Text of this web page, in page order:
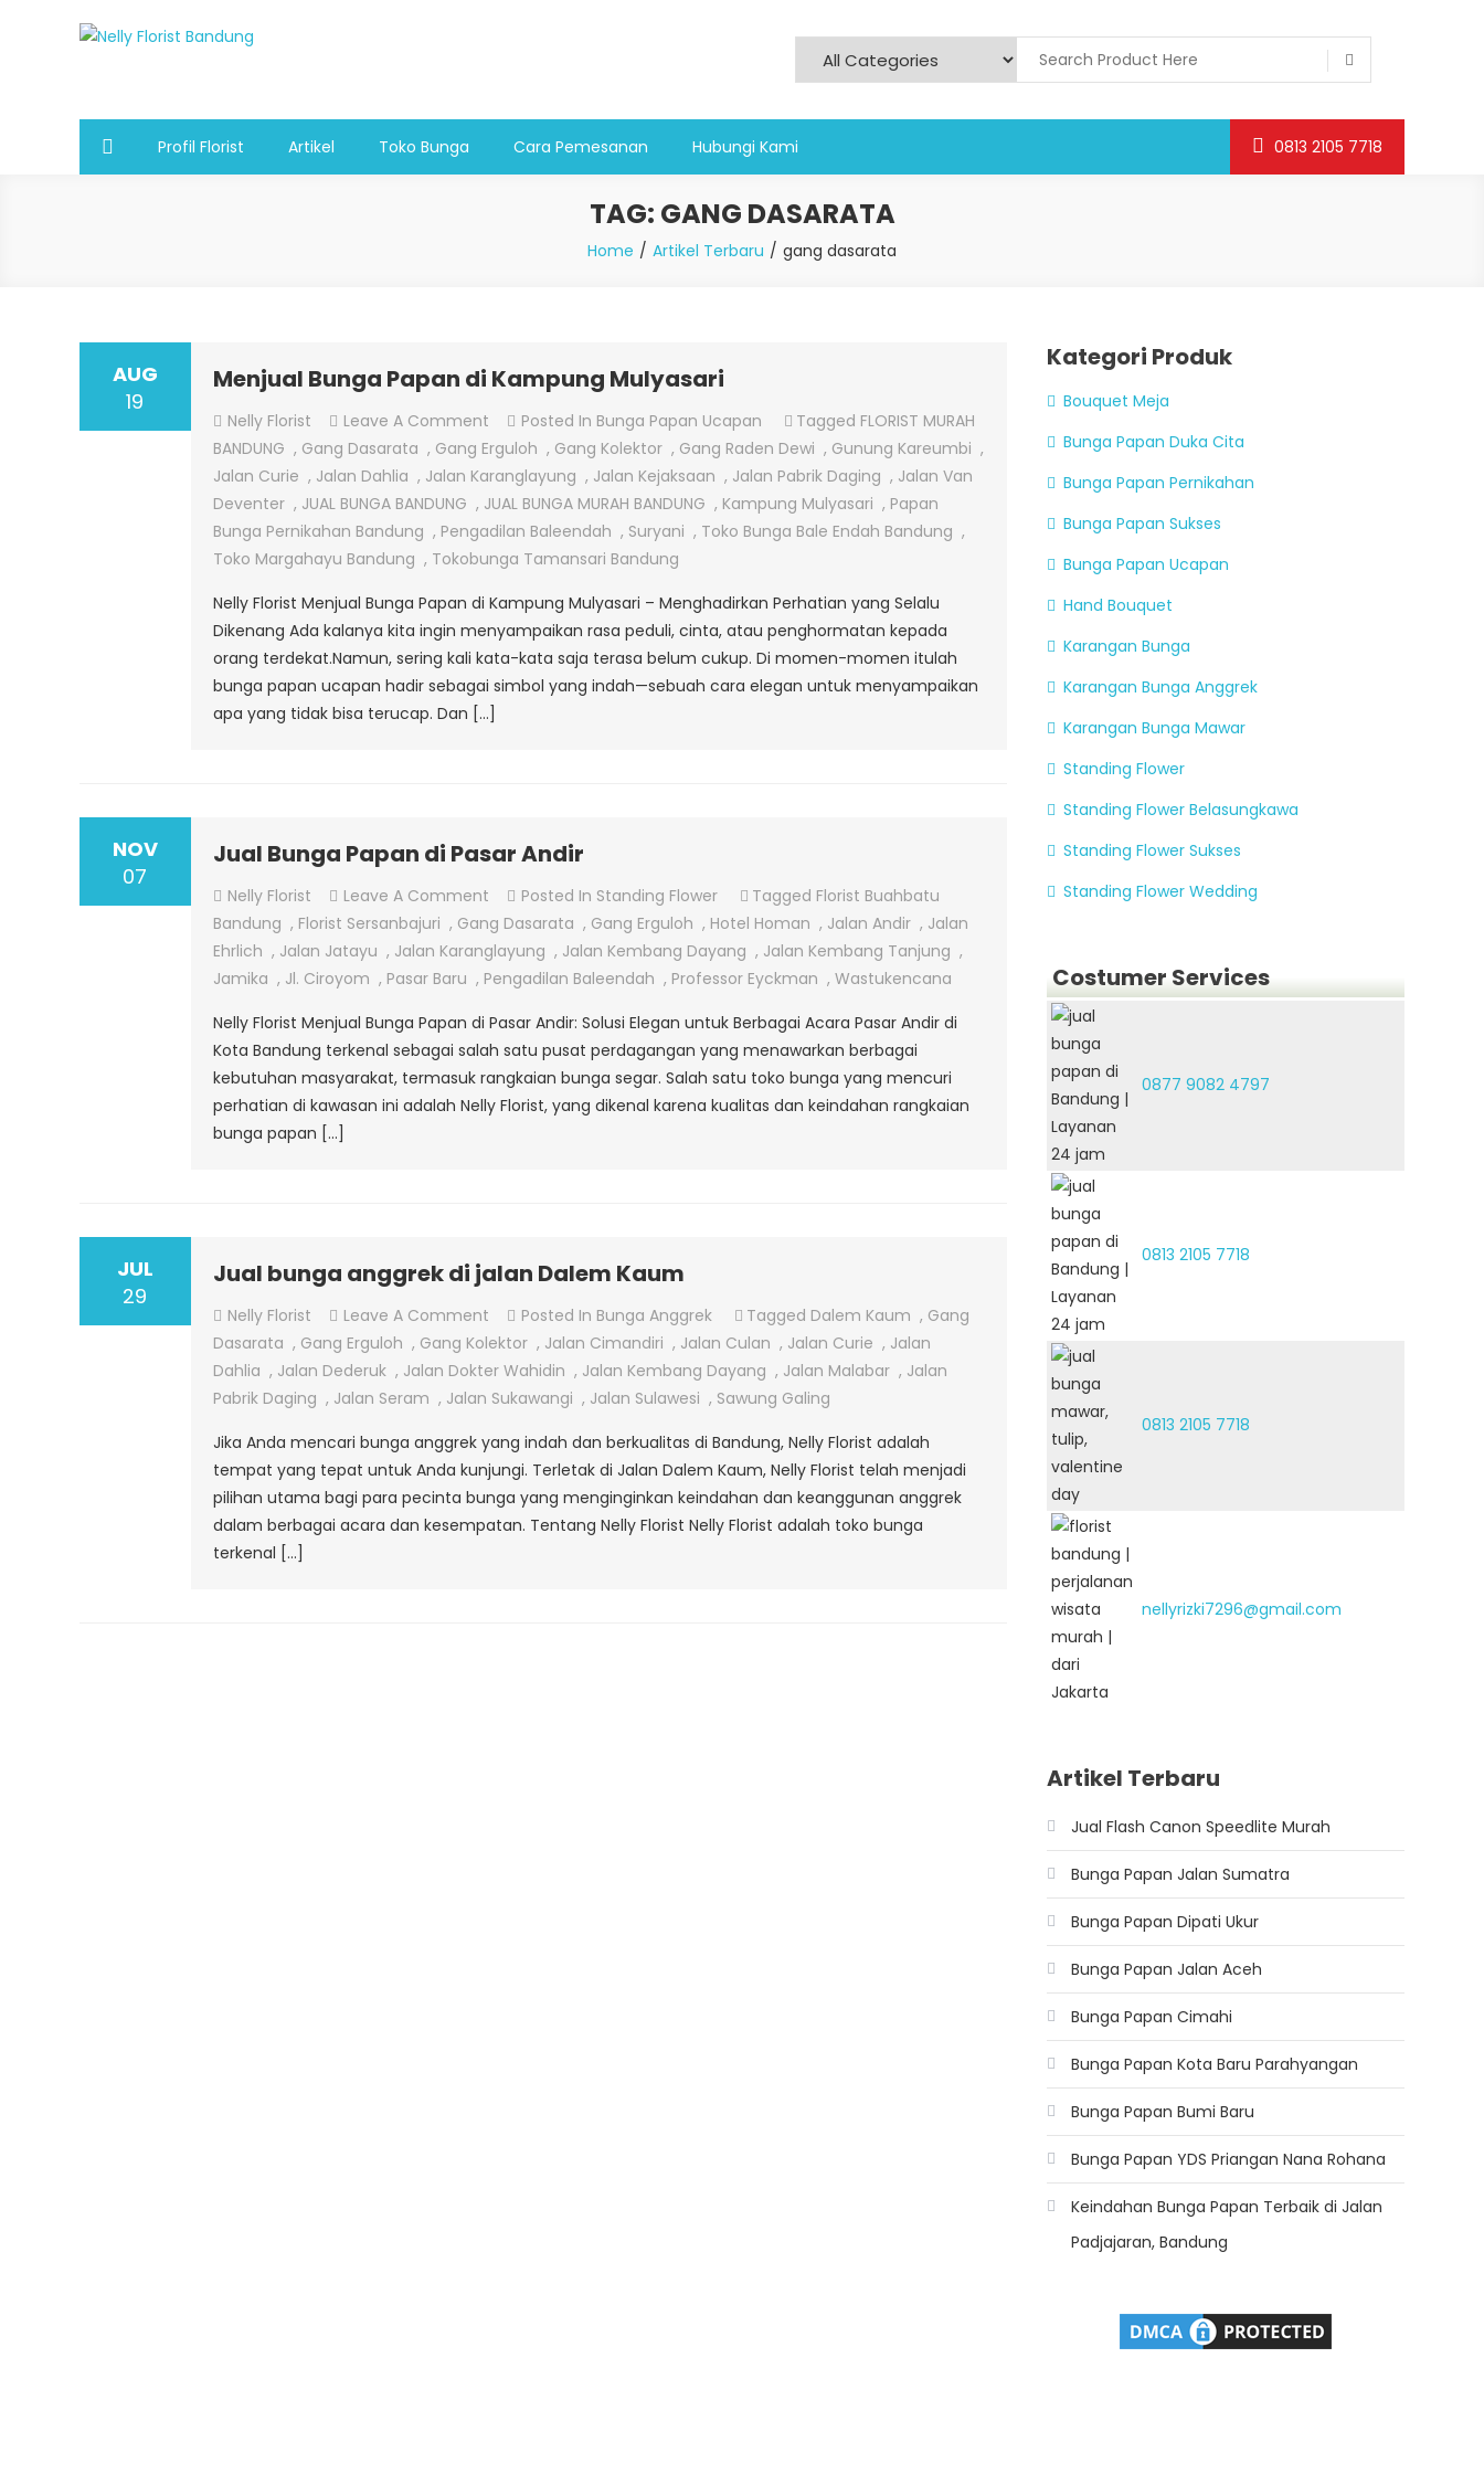
Profil Florist Artikel Toko Bunga Cara Pemesanan Hubungi Kami 0813 2105 7718
TAG: GANG DASARATA
Home Artikel Terbaru gang dasarata
AUG
19
Menjual Bunga Papan di Kampung Mulyasari
Nelly Florist Leave A CommentOn
Menjual
Bunga
Papan
Di
Kampung
Posted In Bunga Papan Ucapan Tagged FLORIST MURAH
BANDUNG , Gang Dasarata , Gang Erguloh , Gang Kolektor , Gang Raden Dewi , Gunung Kareumbi ,
Jalan Curie , Jalan Dahlia , Jalan Karanglayung , Jalan Kejaksaan , Jalan Pabrik Daging , Jalan Van
Deventer , JUAL BUNGA BANDUNG , JUAL BUNGA MURAH BANDUNG , Kampung Mulyasari , Papan
Bunga Pernikahan Bandung , Pengadilan Baleendah , Suryani , Toko Bunga Bale Endah Bandung ,
Toko Margahayu Bandung , Tokobunga Tamansari Bandung
Nelly Florist Menjual Bunga Papan di Kampung Mulyasari – Menghadirkan Perhatian yang Selalu
Dikenang Ada kalanya kita ingin menyampaikan rasa peduli, cinta, atau penghormatan kepada
orang terdekat.Namun, sering kali kata-kata saja terasa belum cukup. Di momen-momen itulah
bunga papan ucapan hadir sebagai simbol yang indah—sebuah cara elegan untuk menyampaikan
apa yang tidak bisa terucap. Dan […]
NOV
07
Jual Bunga Papan di Pasar Andir
Nelly Florist Leave A CommentOn
Jual
Bunga
Papan
Pasar
Andir
Posted In Standing Flower Tagged Florist Buahbatu
Bandung , Florist Sersanbajuri , Gang Dasarata , Gang Erguloh , Hotel Homan , Jalan Andir , Jalan
Ehrlich , Jalan Jatayu , Jalan Karanglayung , Jalan Kembang Dayang , Jalan Kembang Tanjung ,
Jamika , Jl. Ciroyom , Pasar Baru , Pengadilan Baleendah , Professor Eyckman , Wastukencana
Nelly Florist Menjual Bunga Papan di Pasar Andir: Solusi Elegan untuk Berbagai Acara Pasar Andir di
Kota Bandung terkenal sebagai salah satu pusat perdagangan yang menawarkan berbagai
kebutuhan masyarakat, termasuk rangkaian bunga segar. Salah satu toko bunga yang mencuri
perhatian di kawasan ini adalah Nelly Florist, yang dikenal karena kualitas dan keindahan rangkaian
bunga papan […]
JUL
29
Jual bunga anggrek di jalan Dalem Kaum
Nelly Florist Leave A CommentOn
Jual
Bunga
Anggrek
Jalan
Dalem
Kaum
Posted In Bunga Anggrek Tagged Dalem Kaum , Gang
Dasarata , Gang Erguloh , Gang Kolektor , Jalan Cimandiri , Jalan Culan , Jalan Curie , Jalan
Dahlia , Jalan Dederuk , Jalan Dokter Wahidin , Jalan Kembang Dayang , Jalan Malabar , Jalan
Pabrik Daging , Jalan Seram , Jalan Sukawangi , Jalan Sulawesi , Sawung Galing
Jika Anda mencari bunga anggrek yang indah dan berkualitas di Bandung, Nelly Florist adalah
tempat yang tepat untuk Anda kunjungi. Terletak di Jalan Dalem Kaum, Nelly Florist telah menjadi
pilihan utama bagi para pecinta bunga yang menginginkan keindahan dan keanggunan anggrek
dalam berbagai acara dan kesempatan. Tentang Nelly Florist Nelly Florist adalah toko bunga
terkenal […]
Kategori Produk
Bouquet Meja
Bunga Papan Duka Cita
Bunga Papan Pernikahan
Bunga Papan Sukses
Bunga Papan Ucapan
Hand Bouquet
Karangan Bunga
Karangan Bunga Anggrek
Karangan Bunga Mawar
Standing Flower
Standing Flower Belasungkawa
Standing Flower Sukses
Standing Flower Wedding
Costumer Services
0877 9082 4797
0813 2105 7718
0813 2105 7718
nellyrizki7296@gmail.com
Artikel Terbaru
Jual Flash Canon Speedlite Murah
Bunga Papan Jalan Sumatra
Bunga Papan Dipati Ukur
Bunga Papan Jalan Aceh
Bunga Papan Cimahi
Bunga Papan Kota Baru Parahyangan
Bunga Papan Bumi Baru
Bunga Papan YDS Priangan Nana Rohana
Keindahan Bunga Papan Terbaik di Jalan
Padjajaran, Bandung